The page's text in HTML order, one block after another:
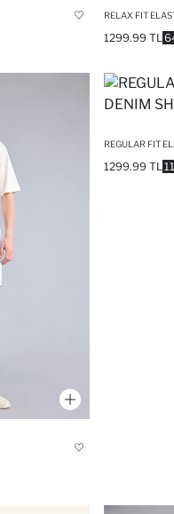
1299.99 TL
1299.99 TL